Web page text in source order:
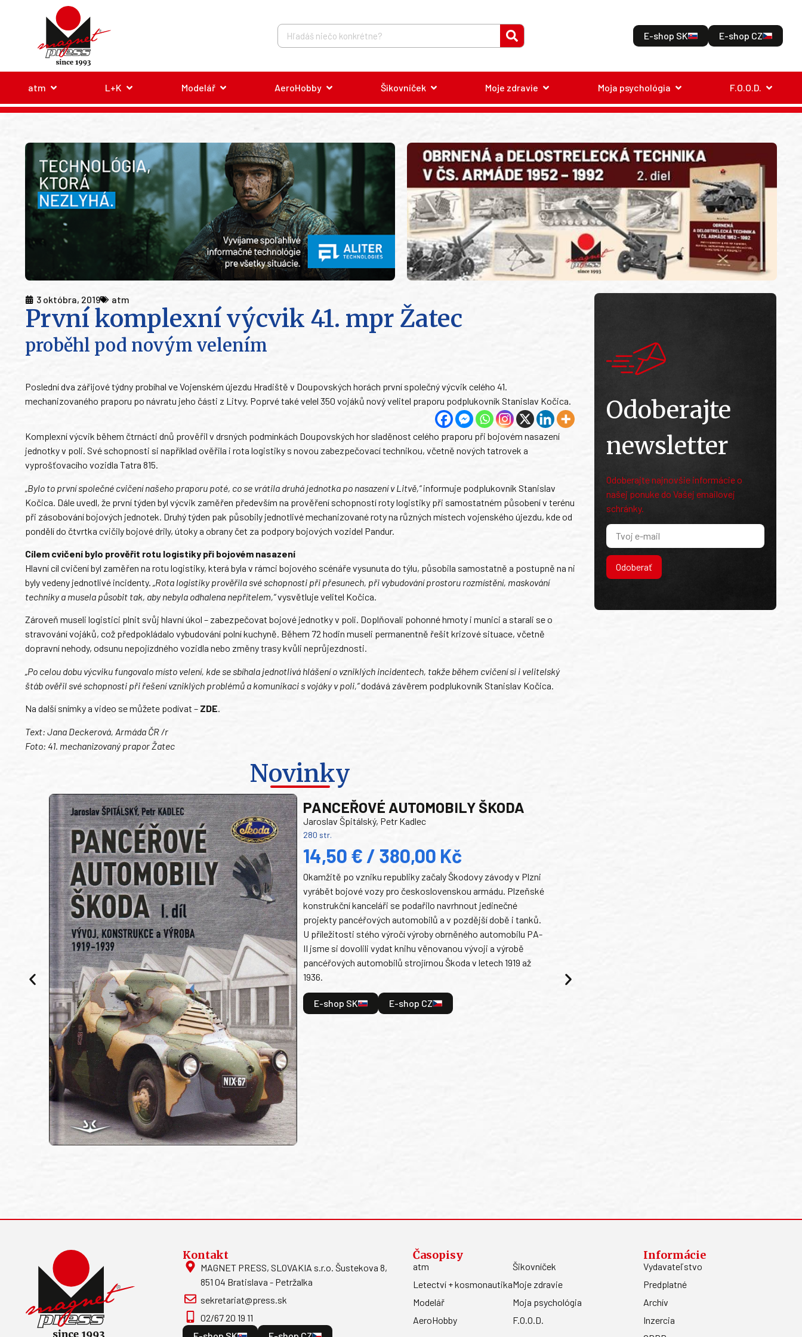
E-shop SK E-shop CZ
atm L+K Modelář AeroHobby Šikovníček Moje zdravie Moja psychológia F.O.O.D.
3 októbra, 2019 atm
První komplexní výcvik 41. mpr Žatec
proběhl pod novým velením
Poslední dva zářijové týdny probíhal ve Vojenském újezdu Hradiště v Doupovských horách první společný výcvik celého 41.
mechanizovaného praporu po návratu jeho části z Litvy. Poprvé také velel 350 vojáků nový velitel praporu podplukovník Stanislav Kočica.
Komplexní výcvik během čtrnácti dnů prověřil v drsných podmínkách Doupovských hor sladěnost celého praporu při bojovém nasazení
jednotky v poli. Své schopnosti si například ověřila i rota logistiky s novou zabezpečovací technikou, včetně nových tatrovek a
vyprošťovacího vozidla Tatra 815.
„Bylo to první společné cvičení našeho praporu poté, co se vrátila druhá jednotka po nasazení v Litvě,“informuje podplukovník Stanislav
Kočica. Dále uvedl, že první týden byl výcvik zaměřen především na prověření schopností roty logistiky při samostatném působení v terénu
při zásobování bojových jednotek. Druhý týden pak působily jednotlivé mechanizované roty na různých místech vojenského újezdu, kde od
pondělí do čtvrtka cvičily bojové drily, útoky a obrany čet za podpory bojových vozidel Pandur.
Cílem cvičení bylo prověřit rotu logistiky při bojovém nasazení
Hlavní cíl cvičení byl zaměřen na rotu logistiky, která byla v rámci bojového scénáře vysunuta do týlu, působila samostatně a postupně na ni
byly vedeny jednotlivé incidenty. „Rota logistiky prověřila své schopnosti při přesunech, při vybudování prostoru rozmístění, maskování
techniky a musela působit tak, aby nebyla odhalena nepřítelem,“vysvětluje velitel Kočica.
Zároveň museli logistici plnit svůj hlavní úkol – zabezpečovat bojové jednotky v poli. Doplňovali pohonné hmoty i munici a starali se o
stravování vojáků, což předpokládalo vybudování polní kuchyně. Během 72 hodin museli permanentně řešit krizové situace, včetně
dopravní nehody, odsunu nepojízdného vozidla nebo změny trasy kvůli neprůjezdnosti.
„Po celou dobu výcviku fungovalo místo velení, kde se sbíhala jednotlivá hlášení o vzniklých incidentech, takže během cvičení si i velitelský
štáb ověřil své schopnosti při řešení vzniklých problémů a komunikaci s vojáky v poli,“dodává závěrem podplukovník Stanislav Kočica.
Na další snímky a video se můžete podívat – ZDE.
Text: Jana Deckerová, Armáda ČR /r
Foto: 41. mechanizovaný prapor Žatec
Novinky
PANCEŘOVÉ AUTOMOBILY ŠKODA
Jaroslav Špitálský, Petr Kadlec
280 str.
14,50 € / 380,00 Kč
Okamžitě po vzniku republiky začaly Škodovy závody v Plzni
vyrábět bojové vozy pro československou armádu. Plzeňské
konstrukční kanceláři se podařilo navrhnout jedinečné
projekty pancéřových automobilů a v pozdější době i tanků.
U příležitosti stého výročí výroby obrněného automobilu PA-
II jsme si dovolili vydat knihu věnovanou vývoji a výrobě
pancéřových automobilů strojírnou Škoda v letech 1919 až
1936.
E-shop SK E-shop CZ
Odoberajte
newsletter
Odoberajte najnovšie informácie o
našej ponuke do Vašej emailovej
schránky.
Odoberať
Kontakt
MAGNET PRESS, SLOVAKIA s.r.o. Šustekova 8,
851 04 Bratislava - Petržalka
sekretariat@press.sk
02/67 20 19 11
Časopisy
atm
Letectví + kosmonautika
Modelář
AeroHobby
Šikovníček
Moje zdravie
Moja psychológia
F.O.O.D.
Informácie
Vydavateľstvo
Predplatné
Archív
Inzercia